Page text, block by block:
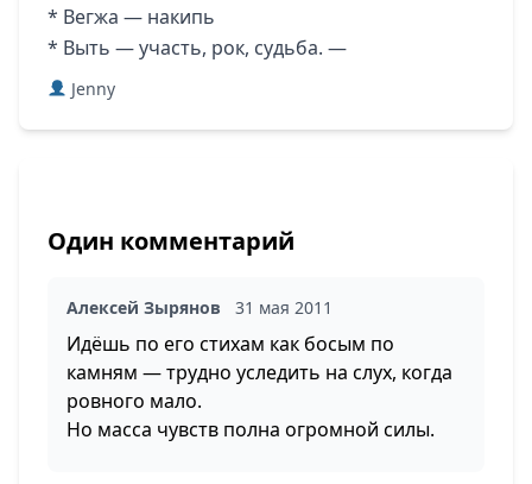
* Вегжа — накипь
* Выть — участь, рок, судьба. —
Jenny
Один комментарий
Алексей Зырянов 31 мая 2011
Идёшь по его стихам как босым по
камням — трудно уследить на слух, когда
ровного мало.
Но масса чувств полна огромной силы.